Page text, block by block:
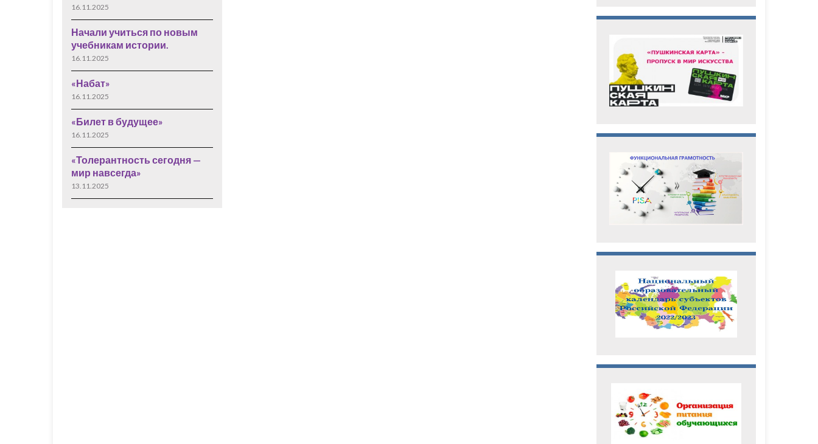
16.11.2025
Начали учиться по новым
учебникам истории.
16.11.2025
«Набат»
16.11.2025
«Билет в будущее»
16.11.2025
«Толерантность сегодня —
мир навсегда»
13.11.2025